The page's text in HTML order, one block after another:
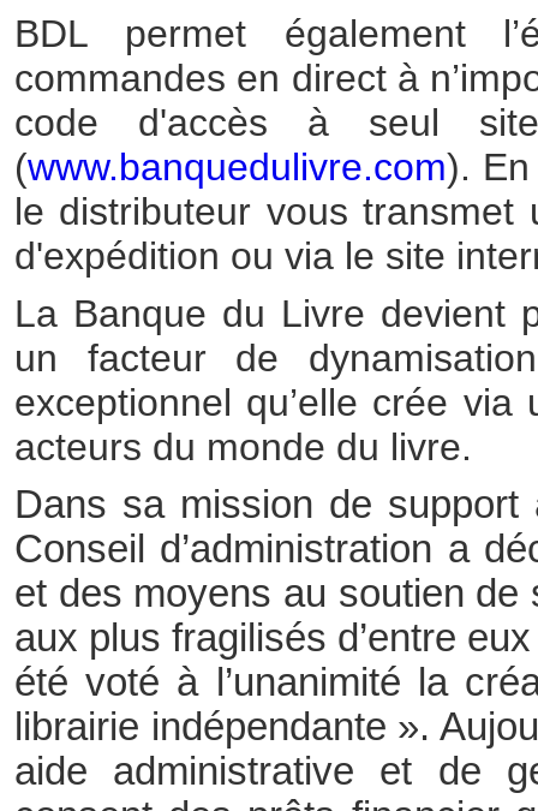
BDL permet également
commandes en direct à
code d'accès à seul
(www.banquedulivre.com).
le distributeur vous
d'expédition ou via le site
La Banque du Livre devient
un facteur de
exceptionnel qu’elle crée
acteurs du monde du livre.
Dans sa mission de
Conseil d’administration a
et des moyens au soutien
aux plus fragilisés d’entre
été voté à l’unanimité la
librairie indépendante ».
aide administrative et de